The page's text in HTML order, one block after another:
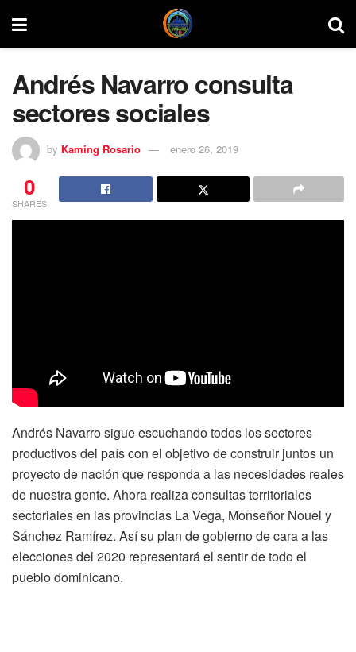
Andrés Navarro consulta
sectores sociales
by Kaming Rosario enero 26, 2019
0
SHARES
Andrés Navarro sigue escuchando todos los sectores
productivos del país con el objetivo de construir juntos un
proyecto de nación que responda a las necesidades reales
de nuestra gente. Ahora realiza consultas territoriales
sectoriales en las provincias La Vega, Monseñor Nouel y
Sánchez Ramírez. Así su plan de gobierno de cara a las
elecciones del 2020 representará el sentir de todo el
pueblo dominicano.